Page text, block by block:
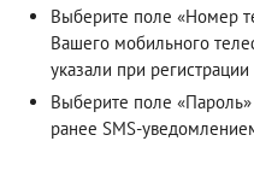
Выберите поле «Номер
Вашего мобильного
указали при регистрации
Выберите поле
ранее SMS-